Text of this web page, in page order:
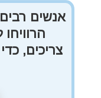
אנשים
צריכים,